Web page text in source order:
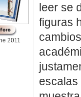
2011
leer se
figuras